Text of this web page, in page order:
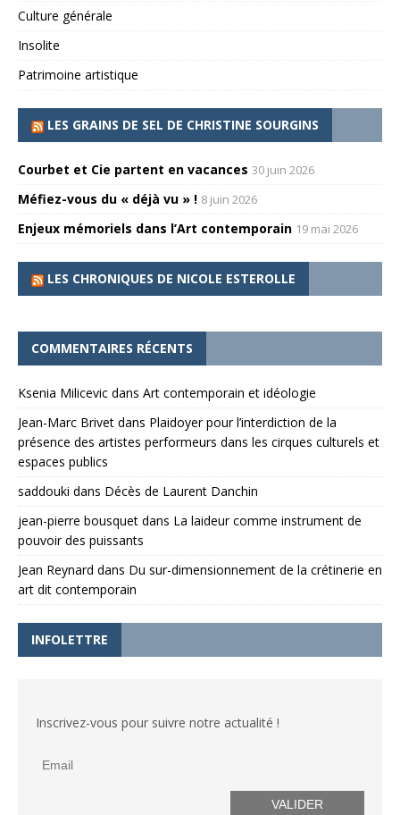
Culture générale
Insolite
Patrimoine artistique
LES GRAINS DE SEL DE CHRISTINE SOURGINS
Courbet et Cie partent en vacances 30 juin 2026
Méfiez-vous du « déjà vu » ! 8 juin 2026
Enjeux mémoriels dans l’Art contemporain 19 mai 2026
LES CHRONIQUES DE NICOLE ESTEROLLE
COMMENTAIRES RÉCENTS
Ksenia Milicevic dans Art contemporain et idéologie
Jean-Marc Brivet dans Plaidoyer pour l’interdiction de la
présence des artistes performeurs dans les cirques culturels et
espaces publics
saddouki dans Décès de Laurent Danchin
jean-pierre bousquet dans La laideur comme instrument de
pouvoir des puissants
Jean Reynard dans Du sur-dimensionnement de la crétinerie en
art dit contemporain
INFOLETTRE
Inscrivez-vous pour suivre notre actualité !